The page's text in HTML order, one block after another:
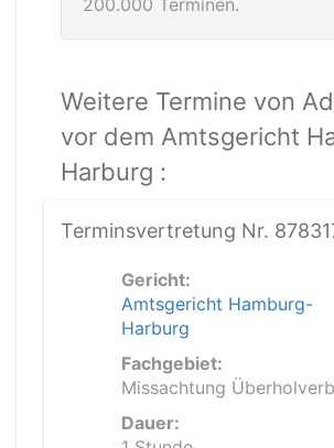
200.000 Terminen.
Weitere Termine von
vor dem Amtsgericht
Harburg :
Terminsvertretung Nr.
Gericht:
Amtsgericht Hamburg-
Harburg
Fachgebiet:
Missachtung
Dauer: